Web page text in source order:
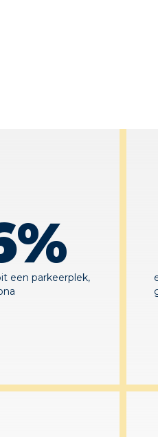
%
een parkeerplek,